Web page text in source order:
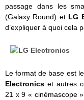
passage dans les
(Galaxy Round) et LG
d’expliquer à quoi cela
Le format de base est
Electronics et autres
21 x 9 « cinémascope